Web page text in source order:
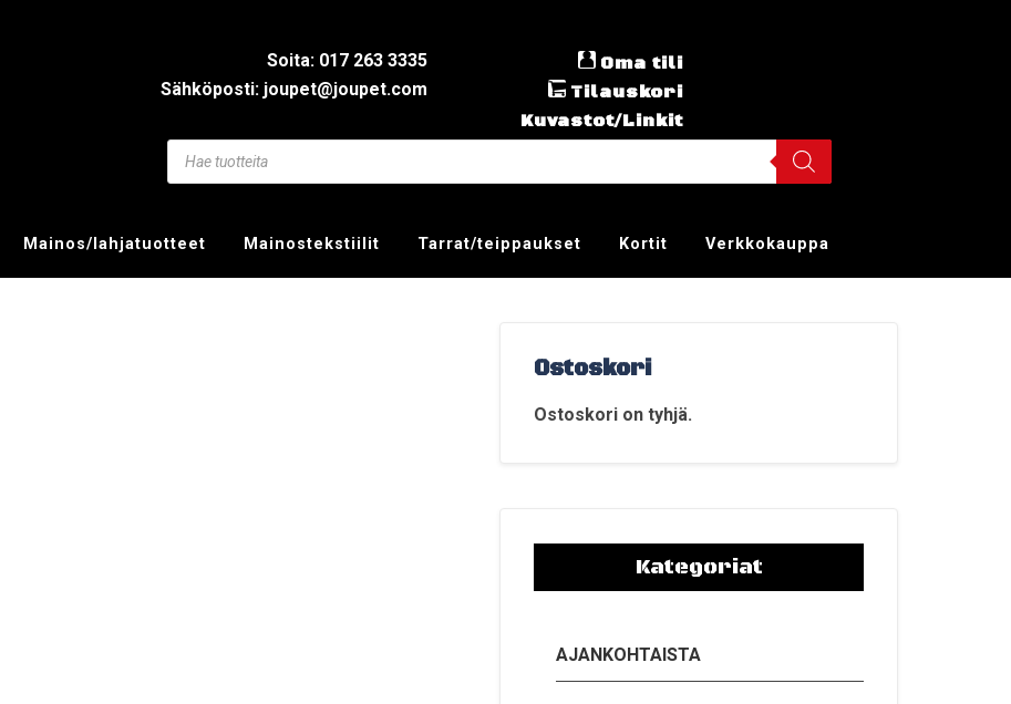
Soita: 017 263 3335
Sähköposti: joupet@joupet.com
Oma tili
Tilauskori
Kuvastot/Linkit
Mainos/lahjatuotteet Mainostekstiilit Tarrat/teippaukset Kortit Verkkokauppa
Ostoskori
Ostoskori on tyhjä.
Kategoriat
AJANKOHTAISTA